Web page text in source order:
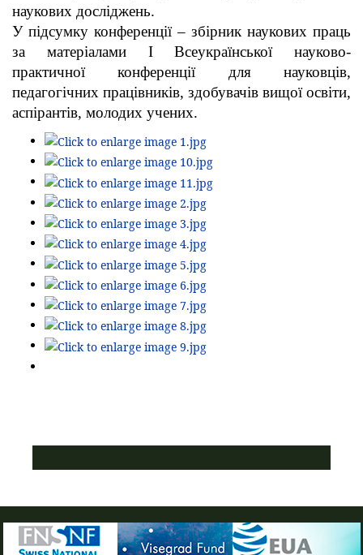
наукових досліджень.
У підсумку конференції – збірник наукових праць
за матеріалами І Всеукраїнської науково-
практичної конференції для науковців,
педагогічних працівників, здобувачів вищої освіти,
аспірантів, молодих учених.